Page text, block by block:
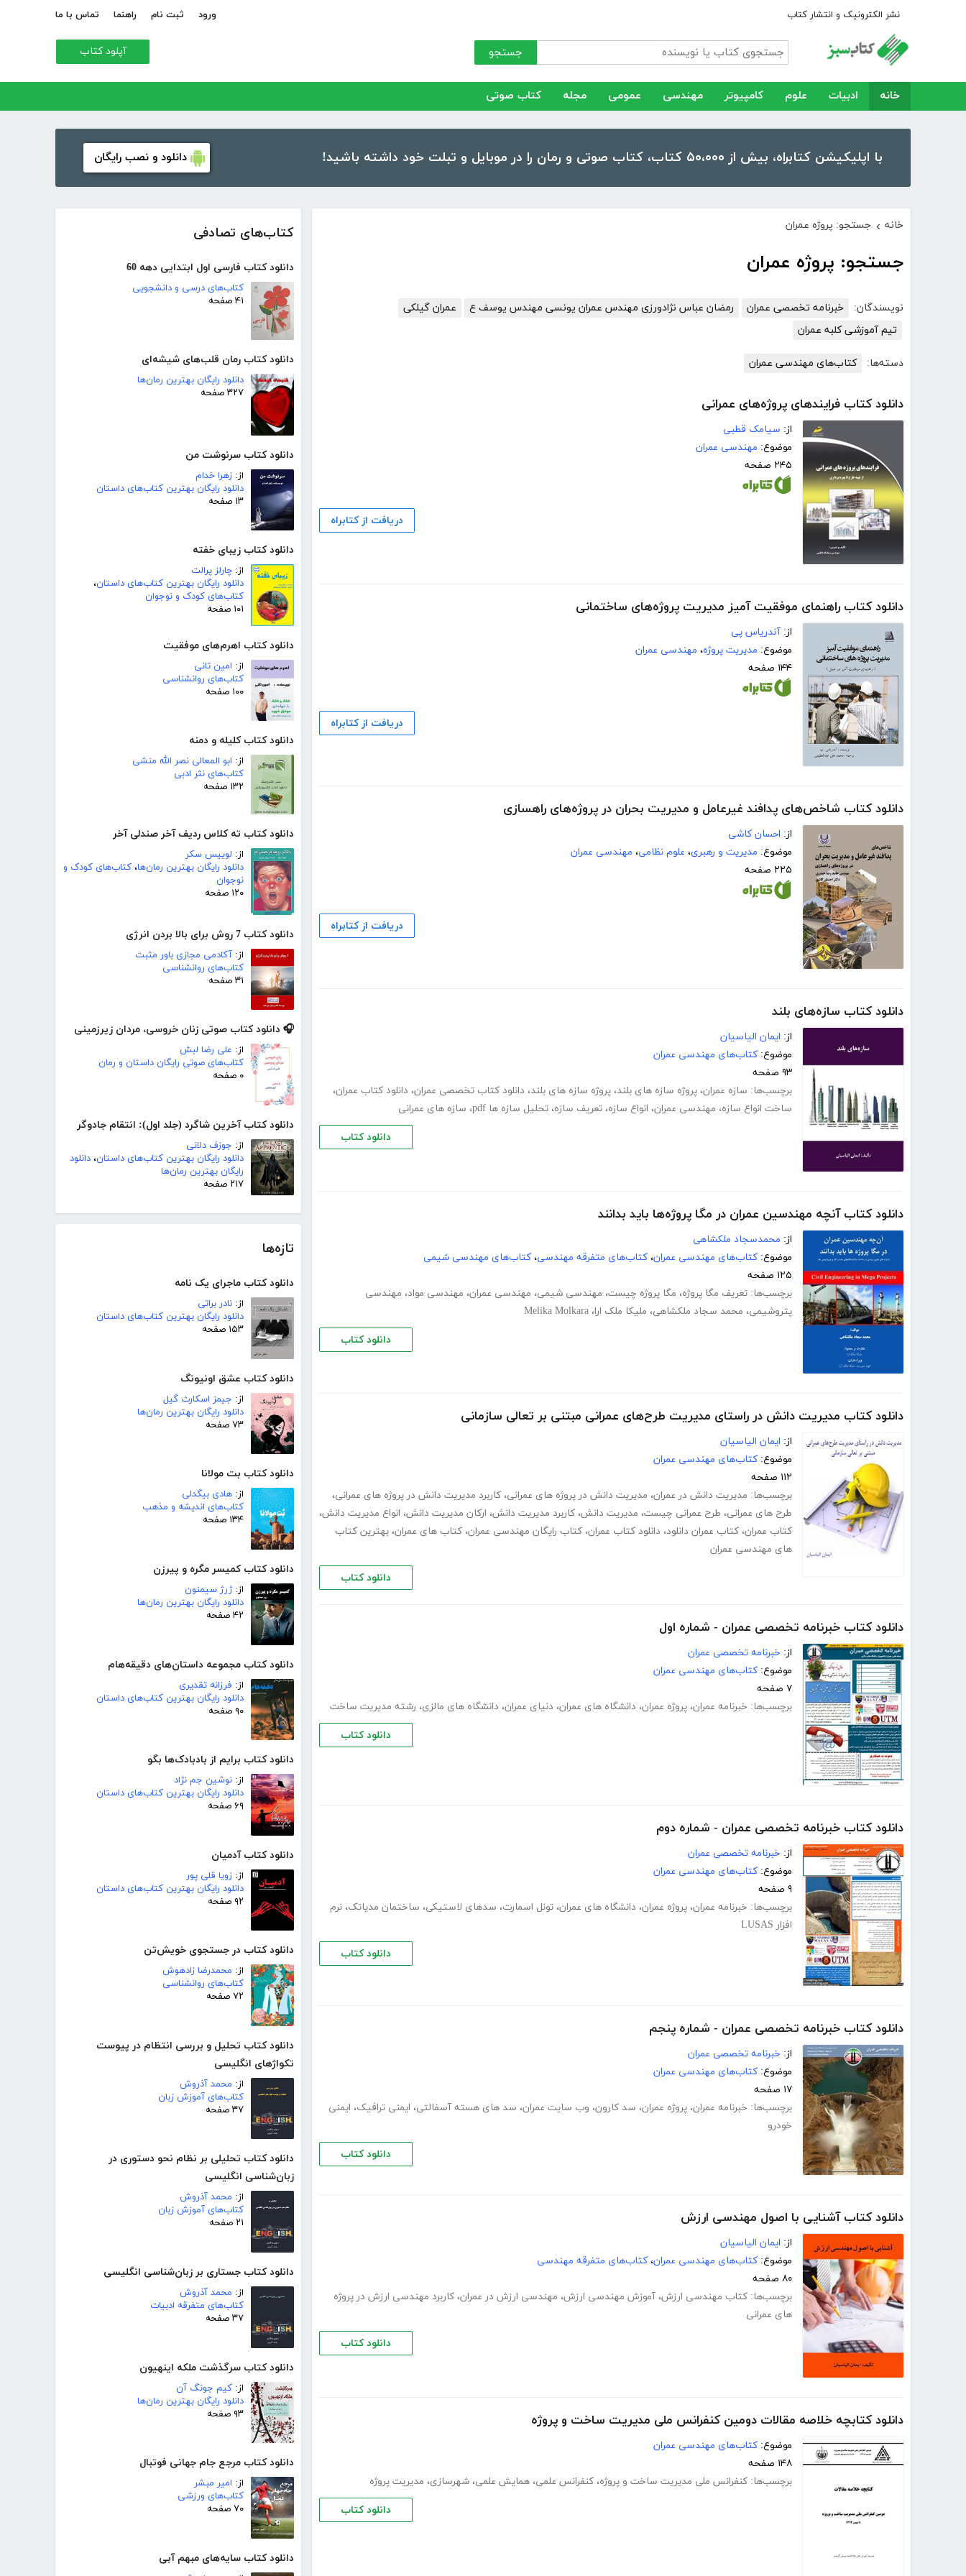
نشر الکترونیک و انتشار کتاب ورود ثبت نام راهنما تماس با ما
جستجو آپلود کتاب
خانه ادبیات علوم کامپیوتر مهندسی عمومی مجله کتاب صوتی
با اپلیکیشن کتابراه، بیش از ۵۰،۰۰۰ کتاب، کتاب صوتی و رمان را در موبایل و تبلت خود داشته باشید! دانلود و نصب رایگان
کتاب‌های تصادفی
دانلود کتاب فارسی اول ابتدایی دهه 60
کتاب‌های درسی و دانشجویی
۴۱ صفحه
دانلود کتاب رمان قلب‌های شیشه‌ای
دانلود رایگان بهترین رمان‌ها
۳۲۷ صفحه
دانلود کتاب سرنوشت من
از: زهرا خدام
دانلود رایگان بهترین کتاب‌های داستان
۱۳ صفحه
دانلود کتاب زیبای خفته
از: چارلز پرالت
دانلود رایگان بهترین کتاب‌های داستان،
کتاب‌های کودک و نوجوان
۱۰۱ صفحه
دانلود کتاب اهرم‌های موفقیت
از: امین تانی
کتاب‌های روانشناسی
۱۰۰ صفحه
دانلود کتاب کلیله و دمنه
از: ابو المعالی نصر الله منشی
کتاب‌های نثر ادبی
۱۳۲ صفحه
دانلود کتاب ته کلاس ردیف آخر صندلی آخر
از: لوییس سکر
دانلود رایگان بهترین رمان‌ها، کتاب‌های کودک و
نوجوان
۱۲۰ صفحه
دانلود کتاب 7 روش برای بالا بردن انرژی
از: آکادمی مجازی باور مثبت
کتاب‌های روانشناسی
۳۱ صفحه
🎧 دانلود کتاب صوتی زنان خروسی، مردان زیرزمینی
از: علی رضا لبش
کتاب‌های صوتی رایگان داستان و رمان
۰ صفحه
دانلود کتاب آخرین شاگرد (جلد اول): انتقام جادوگر
از: جوزف دلانی
دانلود رایگان بهترین کتاب‌های داستان، دانلود
رایگان بهترین رمان‌ها
۲۱۷ صفحه
تازه‌ها
دانلود کتاب ماجرای یک نامه
از: نادر براتی
دانلود رایگان بهترین کتاب‌های داستان
۱۵۳ صفحه
دانلود کتاب عشق اونیونگ
از: جیمز اسکارث گیل
دانلود رایگان بهترین رمان‌ها
۷۳ صفحه
دانلود کتاب بت مولانا
از: هادی بیگدلی
کتاب‌های اندیشه و مذهب
۱۳۴ صفحه
دانلود کتاب کمیسر مگره و پیرزن
از:ژرژ سیمنون
دانلود رایگان بهترین رمان‌ها
۴۲ صفحه
دانلود کتاب مجموعه داستان‌های دقیقه‌هام
از: فرزانه تقدیری
دانلود رایگان بهترین کتاب‌های داستان
۹۰ صفحه
دانلود کتاب برایم از بادبادک‌ها بگو
از: نوشین جم نژاد
دانلود رایگان بهترین کتاب‌های داستان
۶۹ صفحه
دانلود کتاب آدمیان
از: زویا قلی پور
دانلود رایگان بهترین کتاب‌های داستان
۹۲ صفحه
دانلود کتاب در جستجوی خویش‌تن
از: محمدرضا زادهوش
کتاب‌های روانشناسی
۷۲ صفحه
دانلود کتاب تحلیل و بررسی انتظام در پیوست
تکواژهای انگلیسی
از: محمد آذروش
کتاب‌های آموزش زبان
۳۷ صفحه
دانلود کتاب تحلیلی بر نظام نحو دستوری در
زبان‌شناسی انگلیسی
از: محمد آذروش
کتاب‌های آموزش زبان
۲۱ صفحه
دانلود کتاب جستاری بر زبان‌شناسی انگلیسی
از: محمد آذروش
کتاب‌های متفرقه ادبیات
۳۷ صفحه
دانلود کتاب سرگذشت ملکه اینهیون
از: کیم جونگ آن
دانلود رایگان بهترین رمان‌ها
۹۳ صفحه
دانلود کتاب مرجع جام جهانی فوتبال
از: امیر مبشر
کتاب‌های ورزشی
۷۰ صفحه
دانلود کتاب سایه‌های مبهم آبی
خانه › جستجو: پروژه عمران
جستجو: پروژه عمران
نویسندگان: خبرنامه تخصصی عمران رمضان عباس نژادورزی مهندس عمران یونسی مهندس یوسف ع
عمران گیلکی
تیم آموزشی کلبه عمران
دسته‌ها: کتاب‌های مهندسی عمران
دانلود کتاب فرایندهای پروژه‌های عمرانی
از: سیامک قطبی
موضوع: مهندسی عمران
۲۴۵ صفحه
دریافت از کتابراه
دانلود کتاب راهنمای موفقیت آمیز مدیریت پروژه‌های ساختمانی
از: آندریاس پی
موضوع: مدیریت پروژه، مهندسی عمران
۱۴۴ صفحه
دریافت از کتابراه
دانلود کتاب شاخص‌های پدافند غیرعامل و مدیریت بحران در پروژه‌های راهسازی
از: احسان کاشی
موضوع: مدیریت و رهبری، علوم نظامی، مهندسی عمران
۲۲۵ صفحه
دریافت از کتابراه
دانلود کتاب سازه‌های بلند
از: ایمان الیاسیان
موضوع: کتاب‌های مهندسی عمران
۹۳ صفحه
برچسب‌ها: سازه عمران، پروژه سازه های بلند، پروژه سازه های بلند، دانلود کتاب تخصصی عمران، دانلود کتاب عمران،
ساخت انواع سازه، مهندسی عمران، انواع سازه، تعریف سازه، تحلیل سازه ها pdf ، سازه های عمرانی
دانلود کتاب
دانلود کتاب آنچه مهندسین عمران در مگا پروژه‌ها باید بدانند
از: محمدسجاد ملکشاهی
موضوع: کتاب‌های مهندسی عمران، کتاب‌های متفرقه مهندسی، کتاب‌های مهندسی شیمی
۱۲۵ صفحه
برچسب‌ها: تعریف مگا پروژه، مگا پروژه چیست، مهندسی شیمی، مهندسی عمران، مهندسی مواد، مهندسی
پتروشیمی، محمد سجاد ملکشاهی، ملیکا ملک ارا، Melika Molkara
دانلود کتاب
دانلود کتاب مدیریت دانش در راستای مدیریت طرح‌های عمرانی مبتنی بر تعالی سازمانی
از: ایمان الیاسیان
موضوع: کتاب‌های مهندسی عمران
۱۱۲ صفحه
برچسب‌ها: مدیریت دانش در عمران، مدیریت دانش در پروژه های عمرانی، کاربرد مدیریت دانش در پروژه های عمرانی،
طرح های عمرانی، طرح عمرانی چیست، مدیریت دانش، کاربرد مدیریت دانش، ارکان مدیریت دانش، انواع مدیریت دانش،
کتاب عمران، کتاب عمران دانلود، دانلود کتاب عمران، کتاب رایگان مهندسی عمران، کتاب های عمران، بهترین کتاب
های مهندسی عمران
دانلود کتاب
دانلود کتاب خبرنامه تخصصی عمران - شماره اول
از: خبرنامه تخصصی عمران
موضوع: کتاب‌های مهندسی عمران
۷ صفحه
برچسب‌ها: خبرنامه عمران، پروژه عمران، دانشگاه های عمران، دنیای عمران، دانشگاه های مالزی، رشته مدیریت ساخت
دانلود کتاب
دانلود کتاب خبرنامه تخصصی عمران - شماره دوم
از: خبرنامه تخصصی عمران
موضوع: کتاب‌های مهندسی عمران
۹ صفحه
برچسب‌ها: خبرنامه عمران، پروژه عمران، دانشگاه های عمران، تونل اسمارت، سدهای لاستیکی، ساختمان مدیاتک، نرم
افزار LUSAS
دانلود کتاب
دانلود کتاب خبرنامه تخصصی عمران - شماره پنجم
از: خبرنامه تخصصی عمران
موضوع: کتاب‌های مهندسی عمران
۱۷ صفحه
برچسب‌ها: خبرنامه عمران، پروژه عمران، سد کارون، وب سایت عمران، سد های هسته آسفالتی، ایمنی ترافیک، ایمنی
خودرو
دانلود کتاب
دانلود کتاب آشنایی با اصول مهندسی ارزش
از: ایمان الیاسیان
موضوع: کتاب‌های مهندسی عمران، کتاب‌های متفرقه مهندسی
۸۰ صفحه
برچسب‌ها: کتاب مهندسی ارزش، آموزش مهندسی ارزش، مهندسی ارزش در عمران، کاربرد مهندسی ارزش در پروژه
های عمرانی
دانلود کتاب
دانلود کتابچه خلاصه مقالات دومین کنفرانس ملی مدیریت ساخت و پروژه
موضوع: کتاب‌های مهندسی عمران
۱۴۸ صفحه
برچسب‌ها: کنفرانس ملی مدیریت ساخت و پروژه، کنفرانس علمی، همایش علمی، شهرسازی، مدیریت پروژه
دانلود کتاب